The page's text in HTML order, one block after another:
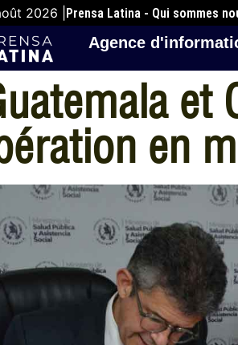
2026 | Prensa Latina - Qui sommes
Agence
et
en